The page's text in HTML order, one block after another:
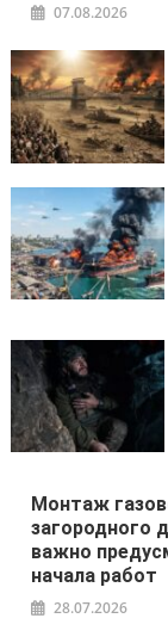
07.08.2026
Монтаж
загородного
важно
начала работ
28.07.2026